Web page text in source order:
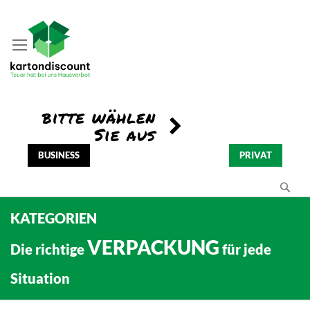
BUSINESS PRIVAT
KATEGORIEN
Die richtigeVERPACKUNG für jede
Situation